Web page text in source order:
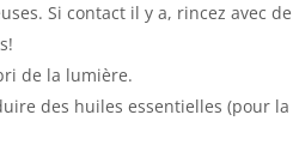
Si contact il y a, rincez avec
de la lumière.
des huiles essentielles (pour